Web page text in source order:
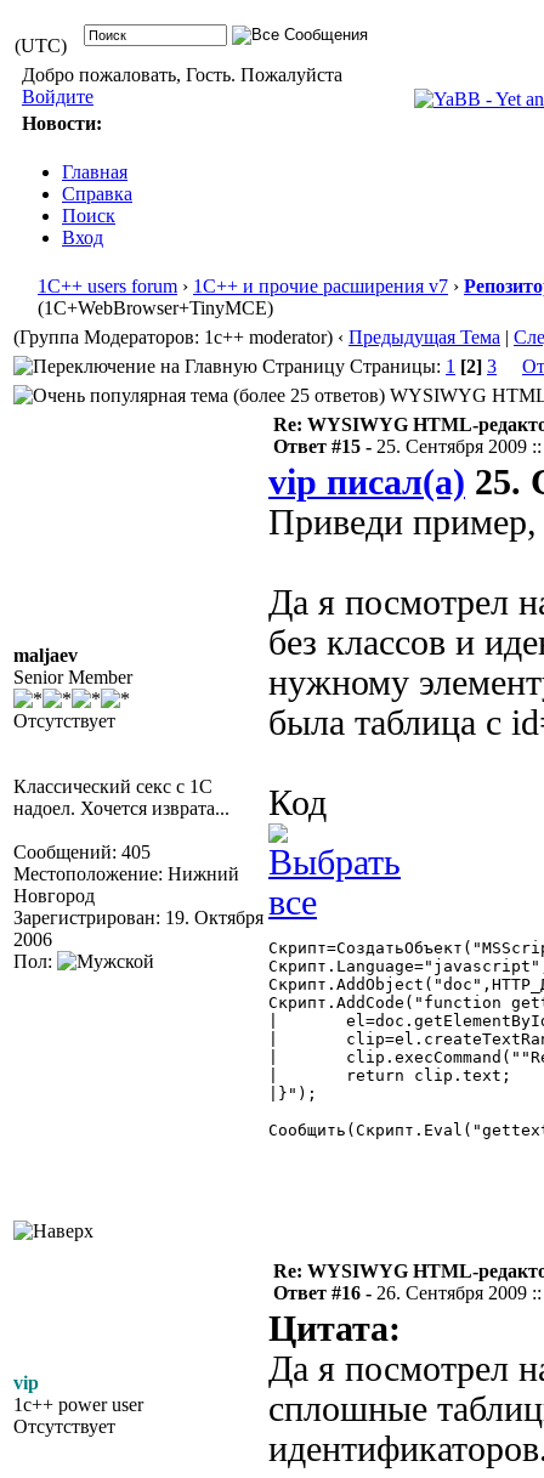
(UTC)
Добро пожаловать, Гость. Пожалуйста
Войдите
Новости:
Главная
Справка
Поиск
Вход
1С++ users forum › 1С++ и прочие расширения v7 ›
(1С+WebBrowser+TinyMCE)
(Группа Модераторов: 1c++ moderator) ‹ Предыдущая Тема |
Страницы: 1 [2] 3
WYSIWYG
maljaev
Senior Member
Отсутствует
Классический секс с 1С
надоел. Хочется изврата...
Сообщений: 405
Местоположение: Нижний
Новгород
Зарегистрирован: 19. Октября
2006
Пол:
Re: WYSIWYG HTML-
Ответ #15 - 25. Сентября 2009
vip писал(а) 25.
Приведи пример,
Да я посмотрел
без классов и
нужному
была таблица с
Код
Скрипт.AddCode("function
|}");
vip
1c++ power user
Отсутствует
Re: WYSIWYG HTML-
Ответ #16 - 26. Сентября 2009
Цитата:
Да я посмотрел
сплошные